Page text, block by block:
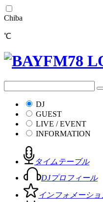
Chiba
℃
DJ
GUEST
LIVE / EVENT
INFORMATION
タイムテーブル
DJプロフィール
インフォメーショ